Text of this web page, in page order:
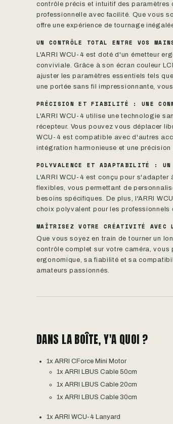
contrôle précis et intuitif des
professionnelle avec facilité. Que vous
offre une expérience de tournage
UN CONTRÔLE TOTAL ENTRE VOS
L'ARRI WCU-4 est doté d'un émetteur
conviviale. Grâce à son écran couleur
ajuster les paramètres essentiels tels
une portée sans fil impressionnante,
PRÉCISION ET FIABILITÉ : UNE
L'ARRI WCU-4 utilise une technologie
récepteur. Vous pouvez vous déplacer
WCU-4 est compatible avec d'autres
intégration harmonieuse et une
POLYVALENCE ET ADAPTABILITÉ : UN
L'ARRI WCU-4 est conçu pour
flexibles, vous permettant de
besoins spécifiques. De plus, l'ARRI
choix polyvalent pour les professionnels
MAÎTRISEZ VOTRE CRÉATIVITÉ AVEC
Que vous soyez en train de tourner un
contrôle complet sur votre caméra,
ergonomique, sa fiabilité et sa
amateurs passionnés.
DANS LA BOÎTE, Y'A QUOI ?
1x ARRI CForce Mini Motor
1x ARRI LBUS Cable 50cm
1x ARRI LBUS Cable 20cm
1x ARRI LBUS Cable 30cm
1x ARRI WCU-4 Lanyard